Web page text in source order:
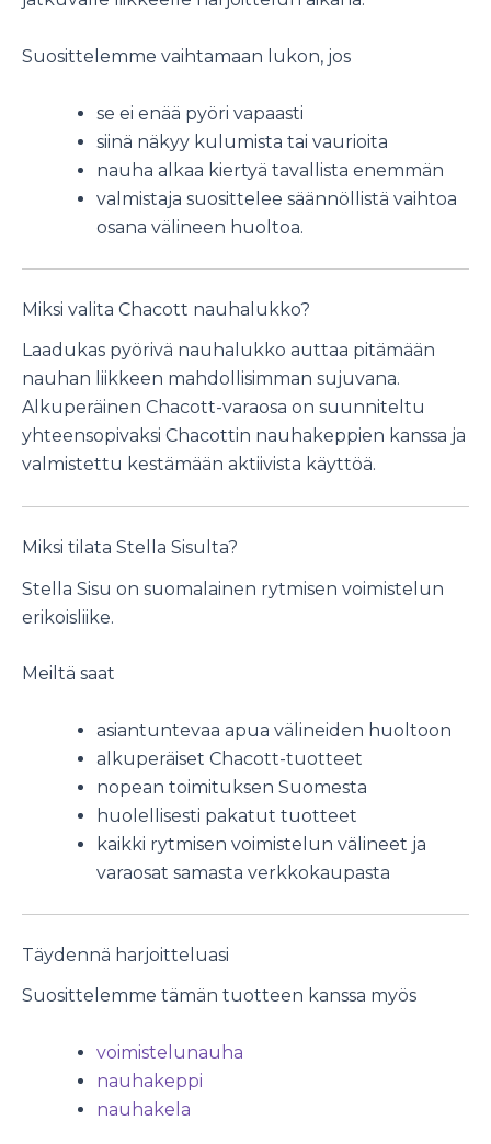
Suosittelemme vaihtamaan lukon, jos
se ei enää pyöri vapaasti
siinä näkyy kulumista tai vaurioita
nauha alkaa kiertyä tavallista enemmän
valmistaja suosittelee säännöllistä vaihtoa
osana välineen huoltoa.
Miksi valita Chacott nauhalukko?
Laadukas pyörivä nauhalukko auttaa pitämään
nauhan liikkeen mahdollisimman sujuvana.
Alkuperäinen Chacott-varaosa on suunniteltu
yhteensopivaksi Chacottin nauhakeppien kanssa ja
valmistettu kestämään aktiivista käyttöä.
Miksi tilata Stella Sisulta?
Stella Sisu on suomalainen rytmisen voimistelun
erikoisliike.
Meiltä saat
asiantuntevaa apua välineiden huoltoon
alkuperäiset Chacott-tuotteet
nopean toimituksen Suomesta
huolellisesti pakatut tuotteet
kaikki rytmisen voimistelun välineet ja
varaosat samasta verkkokaupasta
Täydennä harjoitteluasi
Suosittelemme tämän tuotteen kanssa myös
voimistelunauha
nauhakeppi
nauhakela